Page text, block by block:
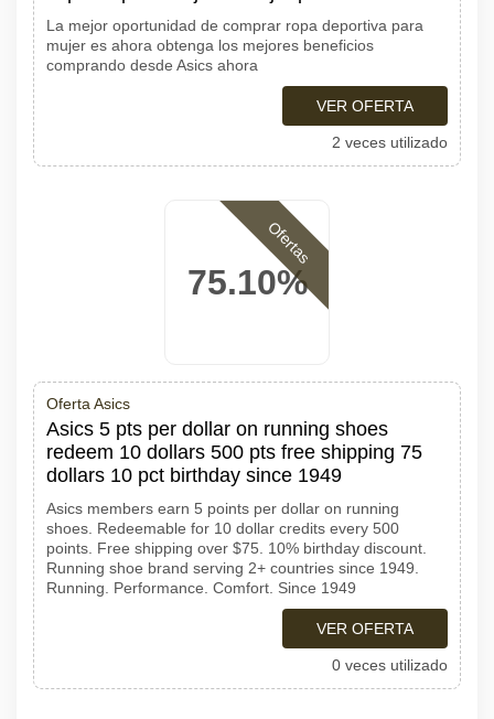
La mejor oportunidad de comprar ropa deportiva para
mujer es ahora obtenga los mejores beneficios
comprando desde Asics ahora
VER OFERTA
2 veces utilizado
75.10%
Ofertas
Oferta Asics
Asics 5 pts per dollar on running shoes
redeem 10 dollars 500 pts free shipping 75
dollars 10 pct birthday since 1949
Asics members earn 5 points per dollar on running
shoes. Redeemable for 10 dollar credits every 500
points. Free shipping over $75. 10% birthday discount.
Running shoe brand serving 2+ countries since 1949.
Running. Performance. Comfort. Since 1949
VER OFERTA
0 veces utilizado